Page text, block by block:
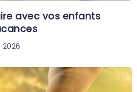
avec vos enfants